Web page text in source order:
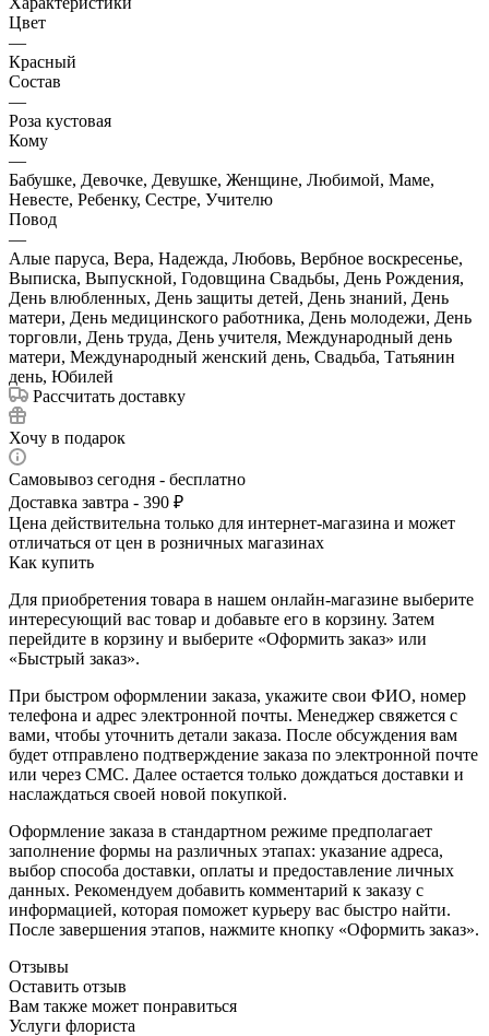
Цвет
—
Красный
Состав
—
Роза кустовая
Кому
—
Бабушке, Девочке, Девушке, Женщине, Любимой, Маме,
Невесте, Ребенку, Сестре, Учителю
Повод
—
Алые паруса, Вера, Надежда, Любовь, Вербное воскресенье,
Выписка, Выпускной, Годовщина Свадьбы, День Рождения,
День влюбленных, День защиты детей, День знаний, День
матери, День медицинского работника, День молодежи, День
торговли, День труда, День учителя, Международный день
матери, Международный женский день, Свадьба, Татьянин
день, Юбилей
Рассчитать доставку
Хочу в подарок
Самовывоз сегодня - бесплатно
Доставка завтра - 390 ₽
Цена действительна только для интернет-магазина и может
отличаться от цен в розничных магазинах
Как купить
Для приобретения товара в нашем онлайн-магазине выберите
интересующий вас товар и добавьте его в корзину. Затем
перейдите в корзину и выберите «Оформить заказ» или
«Быстрый заказ».
При быстром оформлении заказа, укажите свои ФИО, номер
телефона и адрес электронной почты. Менеджер свяжется с
вами, чтобы уточнить детали заказа. После обсуждения вам
будет отправлено подтверждение заказа по электронной почте
или через СМС. Далее остается только дождаться доставки и
наслаждаться своей новой покупкой.
Оформление заказа в стандартном режиме предполагает
заполнение формы на различных этапах: указание адреса,
выбор способа доставки, оплаты и предоставление личных
данных. Рекомендуем добавить комментарий к заказу с
информацией, которая поможет курьеру вас быстро найти.
После завершения этапов, нажмите кнопку «Оформить заказ».
Отзывы
Оставить отзыв
Вам также может понравиться
Услуги флориста